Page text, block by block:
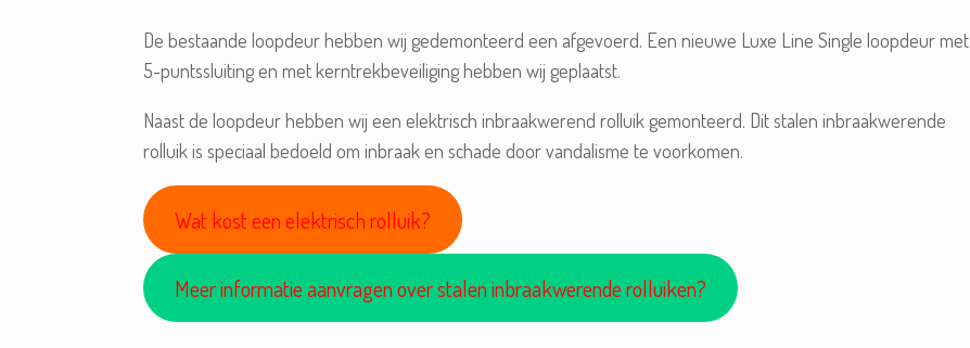
De bestaande loopdeur hebben wij gedemonteerd een afgevoerd. Een nieuwe Luxe Line Single loopdeur met
5-puntssluiting en met kerntrekbeveiliging hebben wij geplaatst.
Naast de loopdeur hebben wij een elektrisch inbraakwerend rolluik gemonteerd. Dit stalen inbraakwerende
rolluik is speciaal bedoeld om inbraak en schade door vandalisme te voorkomen.
Wat kost een elektrisch rolluik?
Meer informatie aanvragen over stalen inbraakwerende rolluiken?